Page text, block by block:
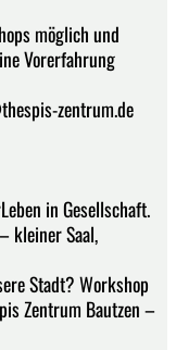
möglich und
Vorerfahrung
zentrum.de
in Gesellschaft.
kleiner Saal,
Stadt? Workshop
Zentrum Bautzen –